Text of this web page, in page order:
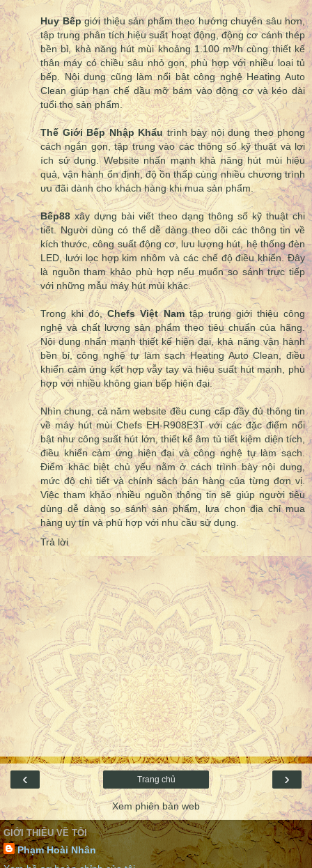
Huy Bếpgiới thiệu sản phẩm theo hướng chuyên sâu hơn,
tập trung phân tích hiệu suất hoạt động, động cơ cánh thép
bền bỉ, khả năng hút mùi khoảng 1.100 m³/h cùng thiết kế
thân máy có chiều sâu nhỏ gọn, phù hợp với nhiều loại tủ
bếp. Nội dung cũng làm nổi bật công nghệ Heating Auto
Clean giúp hạn chế dầu mỡ bám vào động cơ và kéo dài
tuổi thọ sản phẩm.
Thế Giới Bếp Nhập Khẩutrình bày nội dung theo phong
cách ngắn gọn, tập trung vào các thông số kỹ thuật và lợi
ích sử dụng. Website nhấn mạnh khả năng hút mùi hiệu
quả, vận hành ổn định, độ ồn thấp cùng nhiều chương trình
ưu đãi dành cho khách hàng khi mua sản phẩm.
Bếp88 xây dựng bài viết theo dạng thông số kỹ thuật chi
tiết. Người dùng có thể dễ dàng theo dõi các thông tin về
kích thước, công suất động cơ, lưu lượng hút, hệ thống đèn
LED, lưới lọc hợp kim nhôm và các chế độ điều khiển. Đây
là nguồn tham khảo phù hợp nếu muốn so sánh trực tiếp
với những mẫu máy hút mùi khác.
Trong khi đó,Chefs Việt Namtập trung giới thiệu công
nghệ và chất lượng sản phẩm theo tiêu chuẩn của hãng.
Nội dung nhấn mạnh thiết kế hiện đại, khả năng vận hành
bền bỉ, công nghệ tự làm sạch Heating Auto Clean, điều
khiển cảm ứng kết hợp vẫy tay và hiệu suất hút mạnh, phù
hợp với nhiều không gian bếp hiện đại.
Nhìn chung, cả năm website đều cung cấp đầy đủ thông tin
về máy hút mùi Chefs EH-R908E3T với các đặc điểm nổi
bật như công suất hút lớn, thiết kế âm tủ tiết kiệm diện tích,
điều khiển cảm ứng hiện đại và công nghệ tự làm sạch.
Điểm khác biệt chủ yếu nằm ở cách trình bày nội dung,
mức độ chi tiết và chính sách bán hàng của từng đơn vị.
Việc tham khảo nhiều nguồn thông tin sẽ giúp người tiêu
dùng dễ dàng so sánh sản phẩm, lựa chọn địa chỉ mua
hàng uy tín và phù hợp với nhu cầu sử dụng.
Trả lời
‹ ›
Trang chủ
Xem phiên bản web
GIỚI THIỆU VỀ TÔI
Phạm Hoài Nhân